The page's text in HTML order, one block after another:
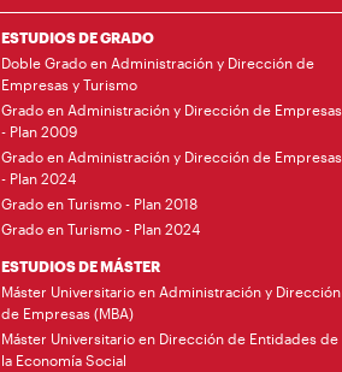
ESTUDIOS DE GRADO
Doble Grado en Administración y Dirección de
Empresas y Turismo
Grado en Administración y Dirección de Empresas
- Plan 2009
Grado en Administración y Dirección de Empresas
- Plan 2024
Grado en Turismo - Plan 2018
Grado en Turismo - Plan 2024
ESTUDIOS DE MÁSTER
Máster Universitario en Administración y Dirección
de Empresas (MBA)
Máster Universitario en Dirección de Entidades de
la Economía Social